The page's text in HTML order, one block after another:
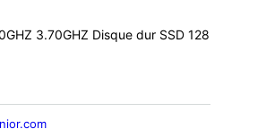
3.70GHZ Disque dur SSD 128